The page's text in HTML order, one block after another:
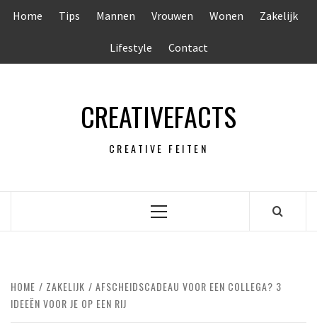
Home Tips Mannen Vrouwen Wonen Zakelijk
Lifestyle Contact
CREATIVEFACTS
CREATIVE FEITEN
Primair
HOME ZAKELIJK
AFSCHEIDSCADEAU VOOR EEN COLLEGA? 3
IDEEËN VOOR JE OP EEN RIJ